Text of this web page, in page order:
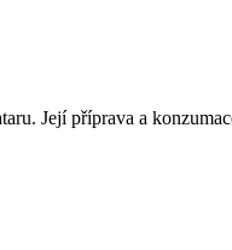
Její příprava a